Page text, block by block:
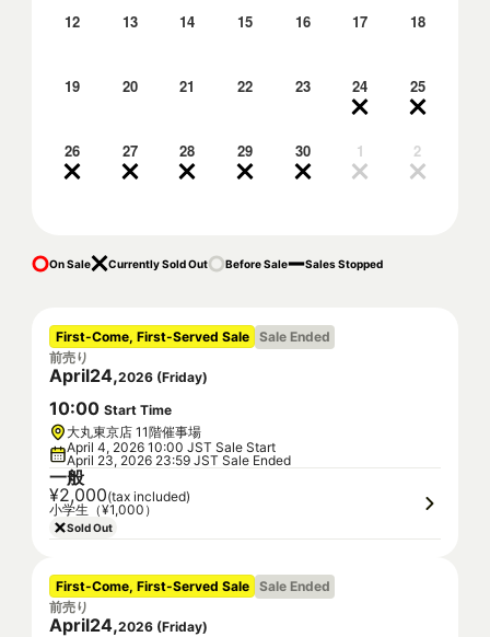
12 13 14 15 16 17 18
19 20 21 22 23 24 25
26 27 28 29 30 1 2
On Sale Currently Sold Out Before Sale Sales Stopped
First-Come, First-Served Sale Sale Ended
前売り
April24,2026 (Friday)
10:00 Start Time
大丸東京店 11階催事場
April 4, 2026 10:00 JST Sale Start
April 23, 2026 23:59 JST Sale Ended
一般
¥2,000(tax included)
小学生（¥1,000）
Sold Out
First-Come, First-Served Sale Sale Ended
前売り
April24,2026 (Friday)